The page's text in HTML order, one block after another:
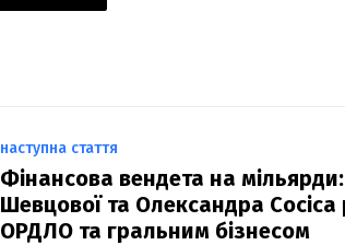
наступна стаття
Фінансова вендета на
Шевцової та Олександра
ОРДЛО та гральним бізнесом